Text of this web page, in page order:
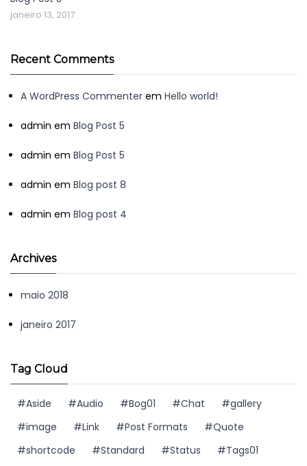
janeiro 13, 2017
Recent Comments
A WordPress Commenter em Hello world!
admin em Blog Post 5
admin em Blog Post 5
admin em Blog post 8
admin em Blog post 4
Archives
maio 2018
janeiro 2017
Tag Cloud
Aside Audio Bog01 Chat
gallery
image
Link Post Formats
Quote
shortcode
Standard Status
Tags01